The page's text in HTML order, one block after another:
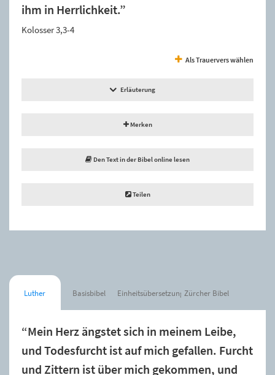
ihm in Herrlichkeit.”
Kolosser 3,3-4
Als Trauervers wählen
Erläuterung
Merken
Den Text in der Bibel online lesen
Teilen
Luther Basisbibel Einheitsübersetzung Zürcher Bibel
“Mein Herz ängstet sich in meinem Leibe,
und Todesfurcht ist auf mich gefallen. Furcht
und Zittern ist über mich gekommen, und